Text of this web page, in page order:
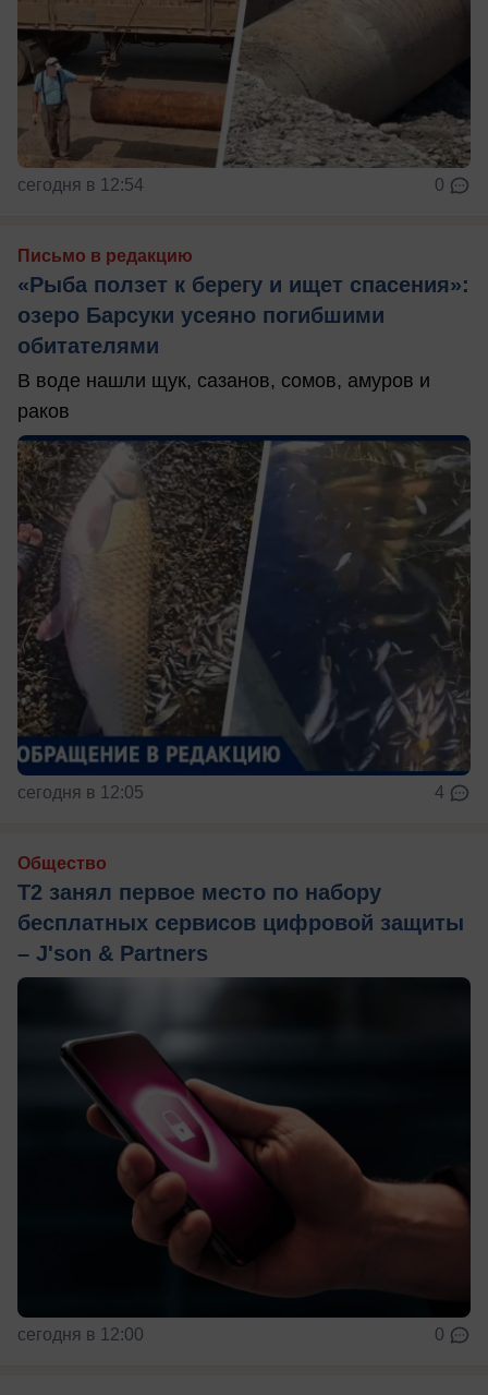
сегодня в 12:54 0
Письмо в редакцию
«Рыба ползет к берегу и ищет спасения»:
озеро Барсуки усеяно погибшими
обитателями
В воде нашли щук, сазанов, сомов, амуров и
раков
сегодня в 12:05 4
Общество
Т2 занял первое место по набору
бесплатных сервисов цифровой защиты
– J'son & Partners
сегодня в 12:00 0